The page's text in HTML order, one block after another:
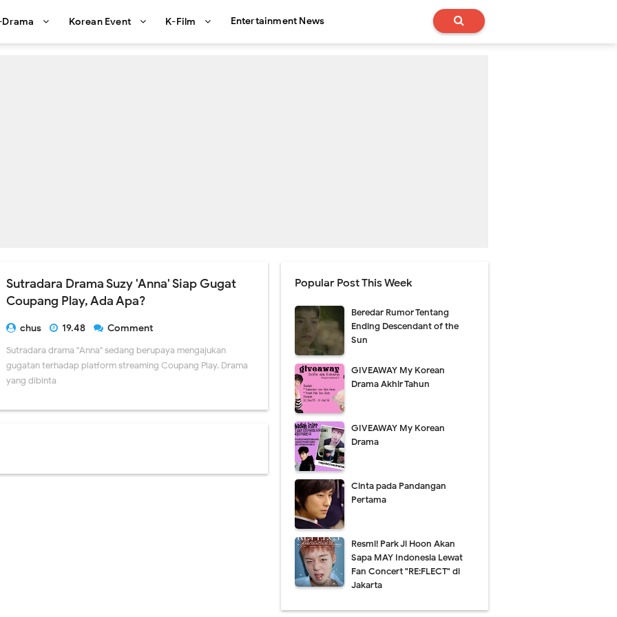
Drama Korean Event K-Film Entertainment News
Sutradara Drama Suzy 'Anna' Siap Gugat
Coupang Play, Ada Apa?
chus 19.48
Comment
Sutradara drama "Anna" sedang berupaya mengajukan
gugatan terhadap platform streaming Coupang Play. Drama
yang dibinta
Popular Post This Week
Beredar Rumor Tentang
Ending Descendant of the
Sun
GIVEAWAY My Korean
Drama Akhir Tahun
GIVEAWAY My Korean
Drama
Cinta pada Pandangan
Pertama
Resmi! Park Ji Hoon Akan
Sapa MAY Indonesia Lewat
Fan Concert "RE:FLECT" di
Jakarta